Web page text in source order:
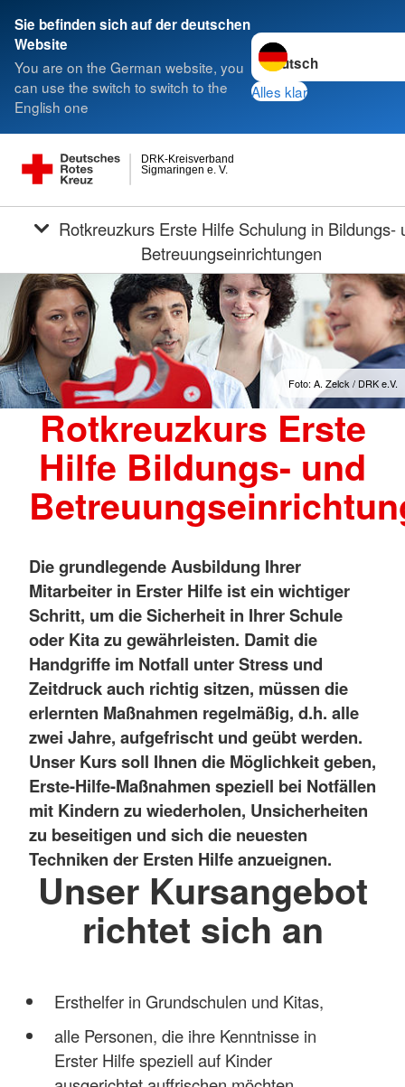
Sie befinden sich auf der deutschen
Website
You are on the German website, you
can use the switch to switch to the
English one
Sprache wechseln zu
Alles klar
Sigmaringen e. V.
DRK-Kreisverband
Betreuungseinrichtungen
Foto: A. Zelck / DRK e.V.
Rotkreuzkurs Erste
Hilfe Bildungs- und
Die grundlegende Ausbildung Ihrer
Mitarbeiter in Erster Hilfe ist ein wichtiger
Schritt, um die Sicherheit in Ihrer Schule
oder Kita zu gewährleisten. Damit die
Handgriffe im Notfall unter Stress und
Zeitdruck auch richtig sitzen, müssen die
erlernten Maßnahmen regelmäßig, d.h. alle
zwei Jahre, aufgefrischt und geübt werden.
Unser Kurs soll Ihnen die Möglichkeit geben,
Erste-Hilfe-Maßnahmen speziell bei Notfällen
mit Kindern zu wiederholen, Unsicherheiten
zu beseitigen und sich die neuesten
Techniken der Ersten Hilfe anzueignen.
Unser Kursangebot
richtet sich an
Ersthelfer in Grundschulen und Kitas,
alle Personen, die ihre Kenntnisse in
Erster Hilfe speziell auf Kinder